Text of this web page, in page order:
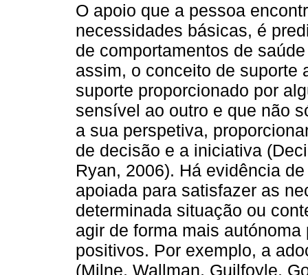
O apoio que a pessoa
necessidades básicas, é
de comportamentos de
assim, o conceito de suporte
suporte proporcionado por
sensível ao outro e que não
a sua perspetiva,
de decisão e a iniciativa
Ryan, 2006). Há evidência
apoiada para satisfazer as
determinada situação ou
agir de forma mais
positivos. Por exemplo, a
(Milne, Wallman, Guilfoyle,